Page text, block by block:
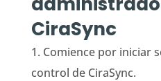
CiraSync
1. Comience por iniciar
control de CiraSync.